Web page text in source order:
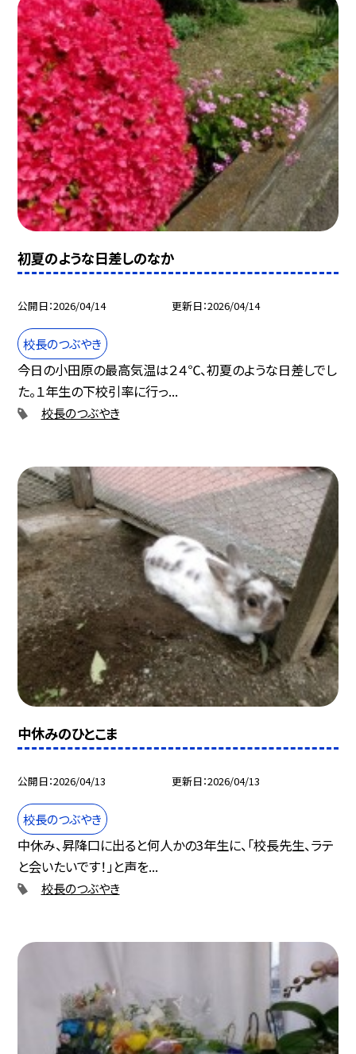
初夏のような日差しのなか
公開日 2026/04/14 更新日 2026/04/14
校長のつぶやき
今日の小田原の最高気温は２４℃、初夏のような日差しでし
た。１年生の下校引率に行っ...
校長のつぶやき
中休みのひとこま
公開日 2026/04/13 更新日 2026/04/13
校長のつぶやき
中休み、昇降口に出ると何人かの3年生に、「校長先生、ラテ
と会いたいです！」と声を...
校長のつぶやき